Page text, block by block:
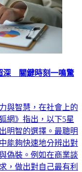
深 關鍵時刻一鳴驚
與智慧，在社會上的
網》指出，以下5星
明智的選擇。最聰明
能夠快速地分辨出對
偽裝。例如在商業談
，做出對自己最有利